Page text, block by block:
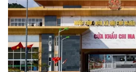
Hitech Công nghệ tương lai
Sản phẩm
Thị trường
Tư vấn
Giao lưu trực tuyến
Lịch phát sóng